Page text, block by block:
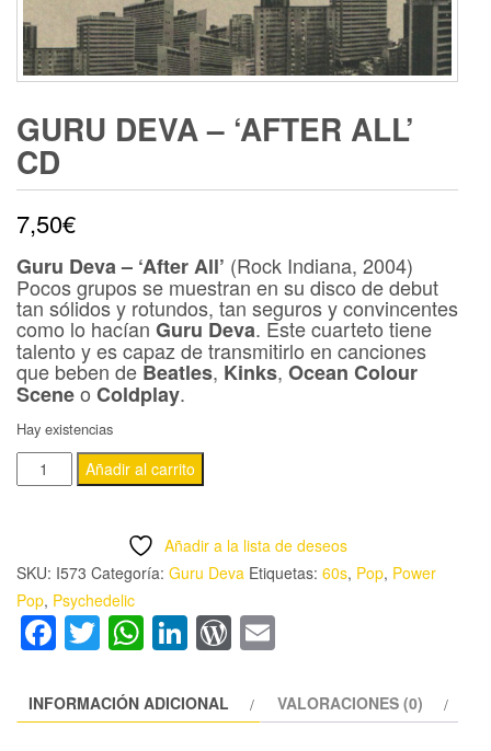
GURU DEVA – ‘AFTER ALL’
CD
7,50€
Guru Deva – ‘After All’ (Rock Indiana, 2004)
Pocos grupos se muestran en su disco de debut
tan sólidos y rotundos, tan seguros y convincentes
como lo hacían Guru Deva. Este cuarteto tiene
talento y es capaz de transmitirlo en canciones
que beben de Beatles, Kinks, Ocean Colour
Sceneo Coldplay.
Hay existencias
GURU
DEVA
ALL'
CD
cantidad
Añadir al carrito
Añadir a la lista de deseos
SKU: I573 Categoría: Guru Deva Etiquetas: 60s, Pop, Power
Pop, Psychedelic
Facebook
Twitter
WhatsApp
LinkedIn
WordPress
INFORMACIÓN ADICIONAL VALORACIONES (0)